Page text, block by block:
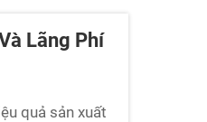
Lãng Phí
quả sản xuất